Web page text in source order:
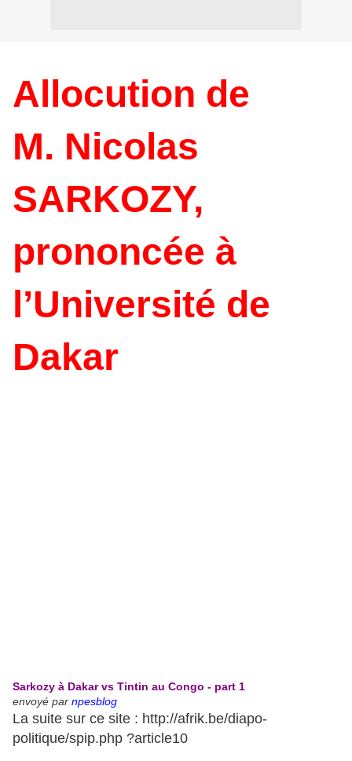
Allocution de
M. Nicolas
SARKOZY,
prononcée à
l’Université de
Dakar
Sarkozy à Dakar vs Tintin au Congo - part 1
envoyé par npesblog
La suite sur ce site : http://afrik.be/diapo-
politique/spip.php ?article10